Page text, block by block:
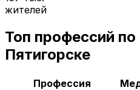
жителей
Топ профессий по
Пятигорске
Профессия